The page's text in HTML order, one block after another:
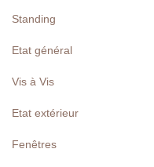
Standing
Etat général
Vis à Vis
Etat extérieur
Fenêtres